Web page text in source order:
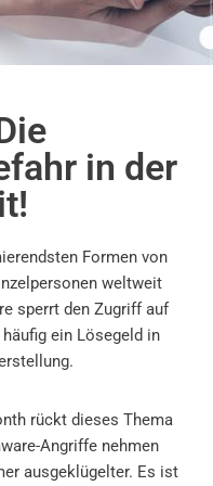
in der
Formen von
weltweit
sperrt den Zugriff auf
ein Lösegeld in
rückt dieses Thema
Angriffe nehmen
ausgeklügelter. Es ist